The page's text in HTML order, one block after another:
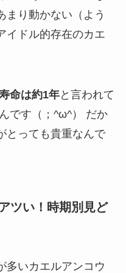
まり動かない（よう
イドル的存在のカエ
命は約1年と言われて
です（；^ω^） だか
とっても貴重なんで
ツい！時期別見ど
多いカエルアンコウ